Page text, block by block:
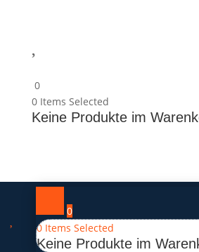
0
0 Items Selected
Keine Produkte im
0
0 Items Selected
Keine Produkte im